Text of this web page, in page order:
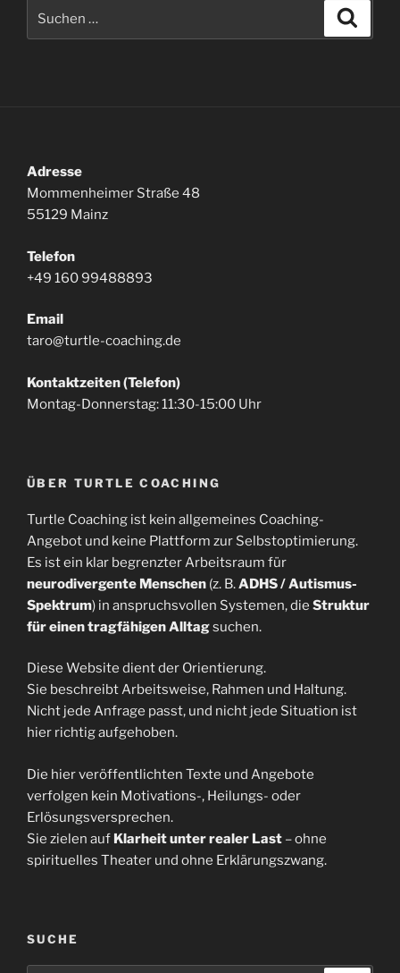
nach:
Adresse
Mommenheimer Straße 48
55129 Mainz
Telefon
+49 160 99488893
Email
taro@turtle-coaching.de
Kontaktzeiten (Telefon)
Montag-Donnerstag: 11:30-15:00 Uhr
ÜBER TURTLE COACHING
Turtle Coaching ist kein allgemeines Coaching-
Angebot und keine Plattform zur Selbstoptimierung.
Es ist ein klar begrenzter Arbeitsraum für
neurodivergente Menschen (z. B.ADHS / Autismus-
Spektrum) in anspruchsvollen Systemen, die Struktur
für einen tragfähigen Alltagsuchen.
Diese Website dient der Orientierung.
Sie beschreibt Arbeitsweise, Rahmen und Haltung.
Nicht jede Anfrage passt, und nicht jede Situation ist
hier richtig aufgehoben.
Die hier veröffentlichten Texte und Angebote
verfolgen kein Motivations-, Heilungs- oder
Erlösungsversprechen.
Sie zielen auf Klarheit unter realer Last – ohne
spirituelles Theater und ohne Erklärungszwang.
SUCHE